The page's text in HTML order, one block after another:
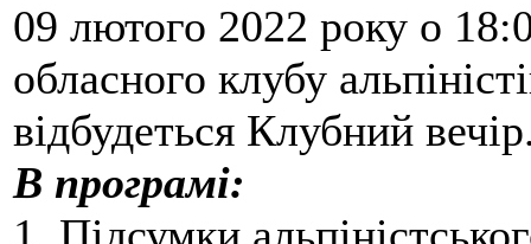
09 лютого 2022 року о
обласного клубу
відбудеться Клубний
В програмі: